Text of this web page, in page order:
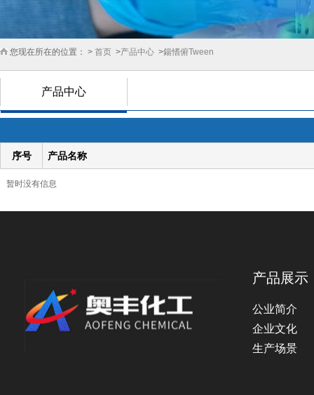
您现在所在的位置： > 首页 >产品中心 >鍚愭俯Tween
产品中心
序号 产品名称
暂时没有信息
产品展示
公业简介
企业文化
生产场景